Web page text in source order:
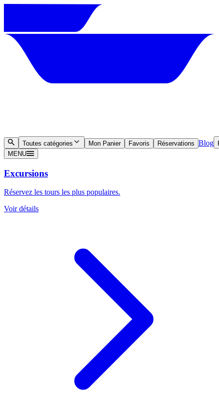
Toutes catégories Mon Panier Favoris Réservations Blog
MENU
Excursions
Réservez les tours les plus populaires.
Voir détails